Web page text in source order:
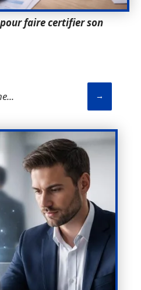
faire certifier son